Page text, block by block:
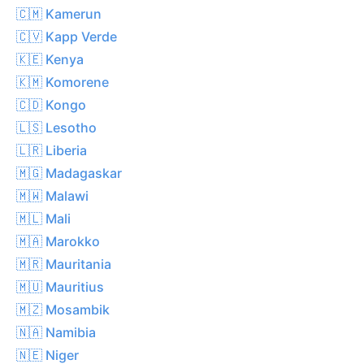
🇨🇲 Kamerun
🇨🇻 Kapp Verde
🇰🇪 Kenya
🇰🇲 Komorene
🇨🇩 Kongo
🇱🇸 Lesotho
🇱🇷 Liberia
🇲🇬 Madagaskar
🇲🇼 Malawi
🇲🇱 Mali
🇲🇦 Marokko
🇲🇷 Mauritania
🇲🇺 Mauritius
🇲🇿 Mosambik
🇳🇦 Namibia
🇳🇪 Niger